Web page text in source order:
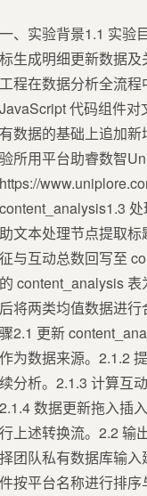
一、实验背景1.1 实验
标生成明细更新数据
工程在数据分析全流
JavaScript 代码组件
有数据的基础上追加
验所用平台助睿数智
https://
content_analysis1.3
助文本处理节点提取
征与互动总数回写至
的 content_analysis
后将两类均值数据进
骤2.1 更新
作为数据来源。2.1.2
续分析。2.1.3 计算互
2.1.4 数据更新拖入插
行上述转换流。2.2 输
择团队私有数据库输
件按平台名称进行排